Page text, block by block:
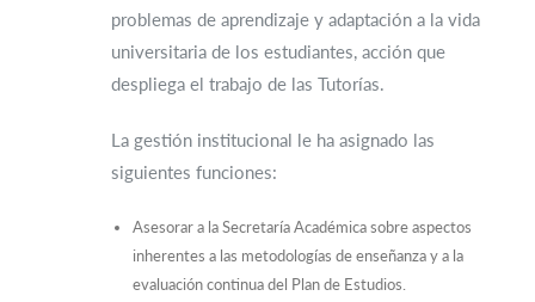
problemas de aprendizaje y adaptación a la vida
universitaria de los estudiantes, acción que
despliega el trabajo de las Tutorías.
La gestión institucional le ha asignado las
siguientes funciones:
Asesorar a la Secretaría Académica sobre aspectos
inherentes a las metodologías de enseñanza y a la
evaluación continua del Plan de Estudios.